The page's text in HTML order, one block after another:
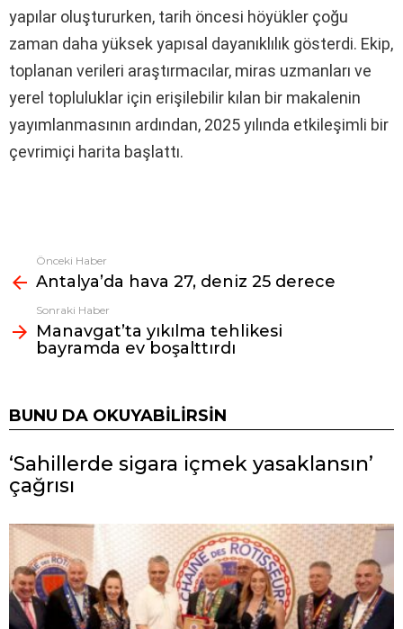
yapılar oluştururken, tarih öncesi höyükler çoğu
zaman daha yüksek yapısal dayanıklılık gösterdi. Ekip,
toplanan verileri araştırmacılar, miras uzmanları ve
yerel topluluklar için erişilebilir kılan bir makalenin
yayımlanmasının ardından, 2025 yılında etkileşimli bir
çevrimiçi harita başlattı.
Fazlasına
bak
Önceki Haber
Antalya’da hava 27, deniz 25 derece
Sonraki Haber
Manavgat’ta yıkılma tehlikesi
bayramda ev boşalttırdı
BUNU DA OKUYABILIRSIN
‘Sahillerde sigara içmek yasaklansın’
çağrısı